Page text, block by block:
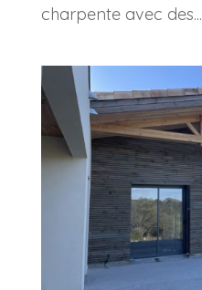
charpente avec des...